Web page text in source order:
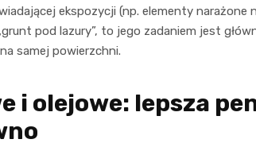
ekspozycji (np. elementy narażone
pod lazury”, to jego zadaniem jest
samej powierzchni.
i olejowe: lepsza